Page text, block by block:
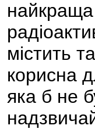
містить
корисна
яка б не